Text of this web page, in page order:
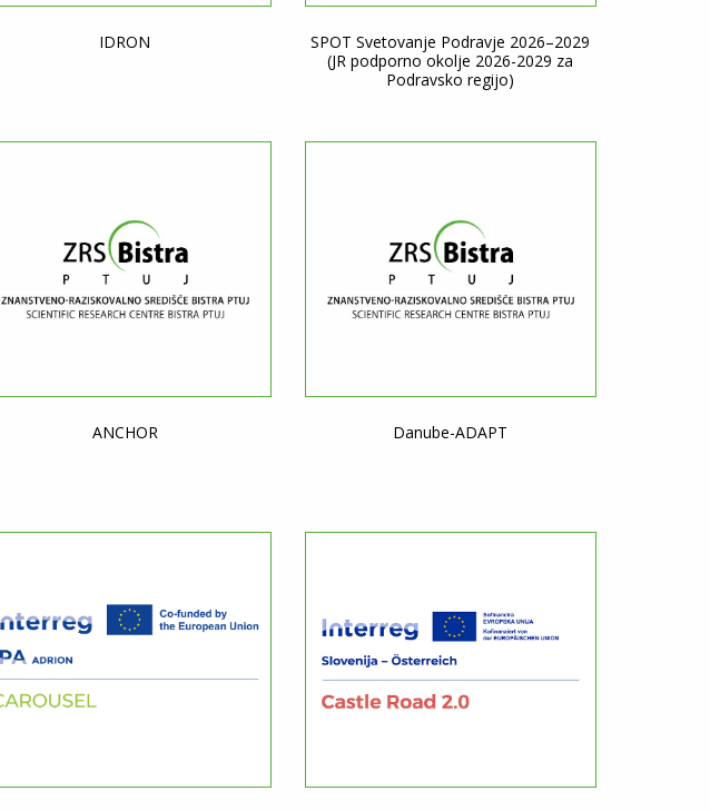
IDRON
SPOT Svetovanje Podravje 2026–2029
(JR podporno okolje 2026-2029 za
Podravsko regijo)
ANCHOR Danube-ADAPT